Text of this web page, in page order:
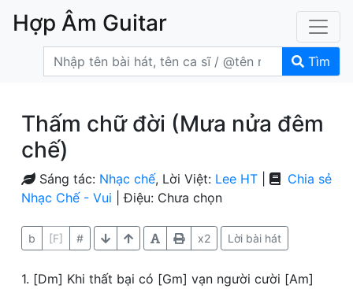
Hợp Âm Guitar
Tìm
Thấm chữ đời (Mưa nửa đêm
chế)
Chia sẻ
Sáng tác: Nhạc chế, Lời Việt: Lee HT
Nhạc Chế - Vui | Điệu: Chưa chọn
b [F] # x2 Lời bài hát
1. [Dm] Khi thất bại có [Gm] vạn người cười [Am]